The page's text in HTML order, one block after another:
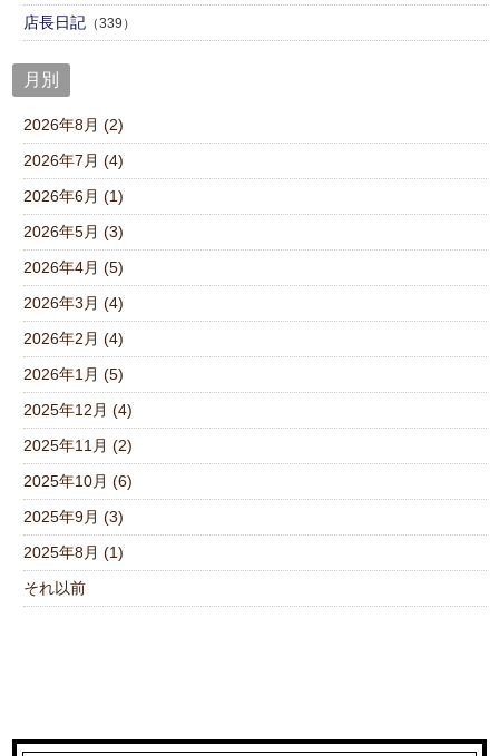
店⾧日記 （339）
月別
2026年8月 (2)
2026年7月 (4)
2026年6月 (1)
2026年5月 (3)
2026年4月 (5)
2026年3月 (4)
2026年2月 (4)
2026年1月 (5)
2025年12月 (4)
2025年11月 (2)
2025年10月 (6)
2025年9月 (3)
2025年8月 (1)
それ以前